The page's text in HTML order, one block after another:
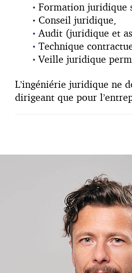
Formation juridique
Conseil juridique,
Audit (juridique et
Technique
Veille juridique
L’ingéniérie juridique ne
dirigeant que pour